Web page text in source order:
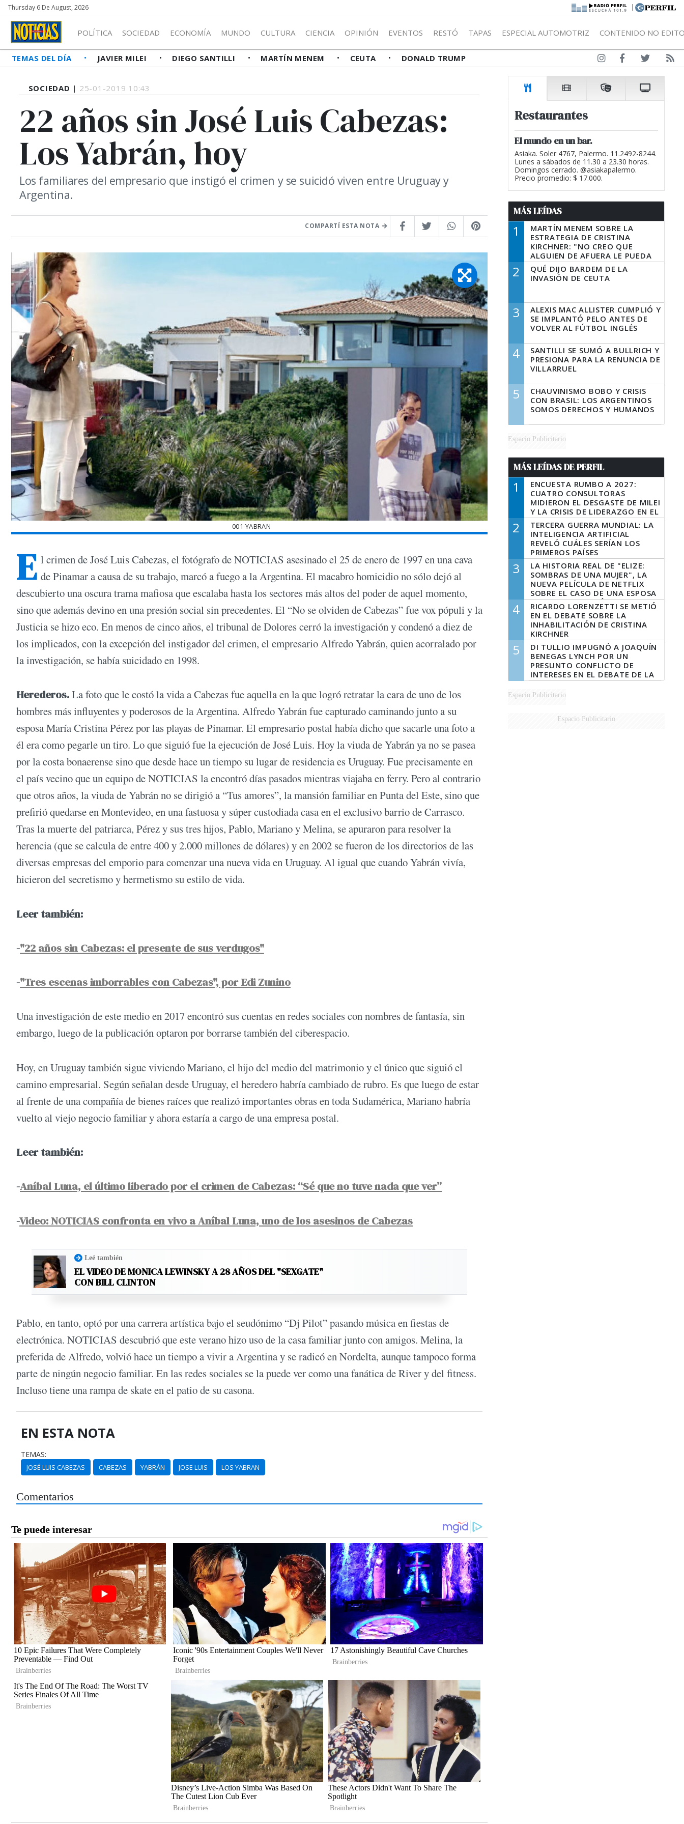
Thursday 6 De August, 2026 |
POLÍTICA SOCIEDAD ECONOMÍA MUNDO CULTURA CIENCIA OPINIÓN EVENTOS RESTÓ TAPAS ESPECIAL AUTOMOTRIZ CONTENIDO NO
TEMAS DEL DÍA JAVIER MILEI DIEGO SANTILLI MARTÍN MENEM CEUTA DONALD TRUMP
SOCIEDAD | 25-01-2019 10:43
22 años sin José Luis Cabezas:
Los Yabrán, hoy
Los familiares del empresario que instigó el crimen y se suicidó viven entre Uruguay y
Argentina.
COMPARTÍ ESTA NOTA
001-YABRAN
E l crimen de José Luis Cabezas, el fotógrafo de NOTICIAS asesinado el 25 de enero de 1997 en una cava
de Pinamar a causa de su trabajo, marcó a fuego a la Argentina. El macabro homicidio no sólo dejó al
descubierto una oscura trama mafiosa que escalaba hasta los sectores más altos del poder de aquel momento,
sino que además devino en una presión social sin precedentes. El “No se olviden de Cabezas” fue vox pópuli y la
Justicia se hizo eco. En menos de cinco años, el tribunal de Dolores cerró la investigación y condenó a diez de
los implicados, con la excepción del instigador del crimen, el empresario Alfredo Yabrán, quien acorralado por
la investigación, se había suicidado en 1998.
Herederos.La foto que le costó la vida a Cabezas fue aquella en la que logró retratar la cara de uno de los
hombres más influyentes y poderosos de la Argentina. Alfredo Yabrán fue capturado caminando junto a su
esposa María Cristina Pérez por las playas de Pinamar. El empresario postal había dicho que sacarle una foto a
él era como pegarle un tiro. Lo que siguió fue la ejecución de José Luis. Hoy la viuda de Yabrán ya no se pasea
por la costa bonaerense sino que desde hace un tiempo su lugar de residencia es Uruguay. Fue precisamente en
el país vecino que un equipo de NOTICIAS la encontró días pasados mientras viajaba en ferry. Pero al contrario
que otros años, la viuda de Yabrán no se dirigió a “Tus amores”, la mansión familiar en Punta del Este, sino que
prefirió quedarse en Montevideo, en una fastuosa y súper custodiada casa en el exclusivo barrio de Carrasco.
Tras la muerte del patriarca, Pérez y sus tres hijos, Pablo, Mariano y Melina, se apuraron para resolver la
herencia (que se calcula de entre 400 y 2.000 millones de dólares) y en 2002 se fueron de los directorios de las
diversas empresas del emporio para comenzar una nueva vida en Uruguay. Al igual que cuando Yabrán vivía,
hicieron del secretismo y hermetismo su estilo de vida.
Leer también:
-"22 años sin Cabezas: el presente de sus verdugos"
-"Tres escenas imborrables con Cabezas", por Edi Zunino
Una investigación de este medio en 2017 encontró sus cuentas en redes sociales con nombres de fantasía, sin
embargo, luego de la publicación optaron por borrarse también del ciberespacio.
Hoy, en Uruguay también sigue viviendo Mariano, el hijo del medio del matrimonio y el único que siguió el
camino empresarial. Según señalan desde Uruguay, el heredero habría cambiado de rubro. Es que luego de estar
al frente de una compañía de bienes raíces que realizó importantes obras en toda Sudamérica, Mariano habría
vuelto al viejo negocio familiar y ahora estaría a cargo de una empresa postal.
Leer también:
-Aníbal Luna, el último liberado por el crimen de Cabezas: “Sé que no tuve nada que ver”
-Video: NOTICIAS confronta en vivo a Aníbal Luna, uno de los asesinos de Cabezas
Leé también
EL VIDEO DE MONICA LEWINSKY A 28 AÑOS DEL "SEXGATE"
CON BILL CLINTON
Pablo, en tanto, optó por una carrera artística bajo el seudónimo “Dj Pilot” pasando música en fiestas de
electrónica. NOTICIAS descubrió que este verano hizo uso de la casa familiar junto con amigos. Melina, la
preferida de Alfredo, volvió hace un tiempo a vivir a Argentina y se radicó en Nordelta, aunque tampoco forma
parte de ningún negocio familiar. En las redes sociales se la puede ver como una fanática de River y del fitness.
Incluso tiene una rampa de skate en el patio de su casona.
EN ESTA NOTA
TEMAS:
JOSÉ LUIS CABEZAS CABEZAS YABRÁN JOSE LUIS LOS YABRAN
Comentarios
Restaurantes
El mundo en un bar.
Asiaka. Soler 4767, Palermo. 11.2492-8244.
Lunes a sábados de 11.30 a 23.30 horas.
Domingos cerrado. @asiakapalermo.
Precio promedio: $ 17.000.
MÁS LEÍDAS
1
MARTÍN MENEM SOBRE LA
ESTRATEGIA DE CRISTINA
KIRCHNER: "NO CREO QUE
ALGUIEN DE AFUERA LE PUEDA
DECIR A LA JUSTICIA LO QUE
TIENE QUE HACER"
2
QUÉ DIJO BARDEM DE LA
INVASIÓN DE CEUTA
3
ALEXIS MAC ALLISTER CUMPLIÓ Y
SE IMPLANTÓ PELO ANTES DE
VOLVER AL FÚTBOL INGLÉS
4
SANTILLI SE SUMÓ A BULLRICH Y
PRESIONA PARA LA RENUNCIA DE
VILLARRUEL
5
CHAUVINISMO BOBO Y CRISIS
CON BRASIL: LOS ARGENTINOS
SOMOS DERECHOS Y HUMANOS
Espacio Publicitario
MÁS LEÍDAS DE PERFIL
1
ENCUESTA RUMBO A 2027:
CUATRO CONSULTORAS
MIDIERON EL DESGASTE DE MILEI
Y LA CRISIS DE LIDERAZGO EN EL
PERONISMO
2
TERCERA GUERRA MUNDIAL: LA
INTELIGENCIA ARTIFICIAL
REVELÓ CUÁLES SERÍAN LOS
PRIMEROS PAÍSES
LATINOAMERICANOS EN SER
DERROTADOS
3
LA HISTORIA REAL DE "ELIZE:
SOMBRAS DE UNA MUJER", LA
NUEVA PELÍCULA DE NETFLIX
SOBRE EL CASO DE UNA ESPOSA
QUE DESCUARTIZÓ A SU
MARIDO
4
RICARDO LORENZETTI SE METIÓ
EN EL DEBATE SOBRE LA
INHABILITACIÓN DE CRISTINA
KIRCHNER
5
DI TULLIO IMPUGNÓ A JOAQUÍN
BENEGAS LYNCH POR UN
PRESUNTO CONFLICTO DE
INTERESES EN EL DEBATE DE LA
LEY DE TIERRAS
Espacio Publicitario
Espacio Publicitario